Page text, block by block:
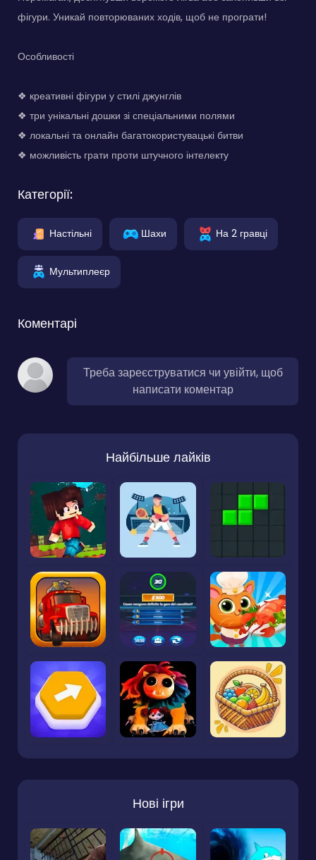
фігури. Уникай повторюваних ходів, щоб не програти!
Особливості
❖ креативні фігури у стилі джунглів
❖ три унікальні дошки зі спеціальними полями
❖ локальні та онлайн багатокористувацькі битви
❖ можливість грати проти штучного інтелекту
Категорії:
Настільні Шахи На 2 гравці
Мультиплеєр
Коментарі
Треба зареєструватися чи увійти, щоб
написати коментар
Найбільше лайків
Нові ігри